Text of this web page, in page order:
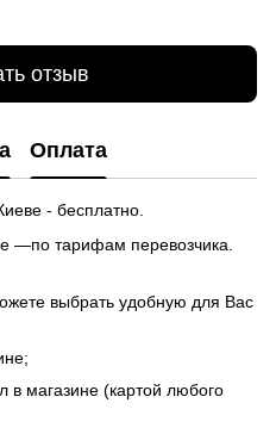
отзыв
Оплата
- бесплатно.
—по тарифам перевозчика.
выбрать удобную для Вас
в магазине (картой любого